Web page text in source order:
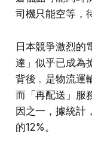
司機只能空等，
日本競爭激烈的
達」似乎已成為
背後﹐是物流運
而「再配送」服
因之一，據統計
的12%。